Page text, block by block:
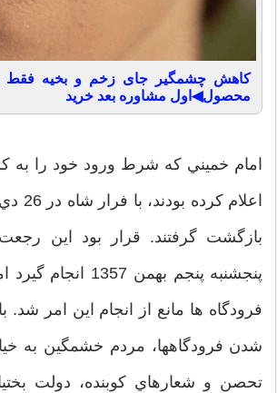
محصول◀اول مشاوره بعد خرید
امام خميني که شرط ورود خود را به
بازگشت گرفتند. قرار بود اين
پنجشنبه پنجم بهمن
فرودگاه ها مانع از انجام اين امر شد.
شدن فرودگاهها، مردم خشمگين به
تحصن و شعارهاي کوبنده، دولت